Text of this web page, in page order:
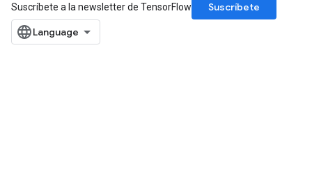
Suscríbete a la newsletter de TensorFlow
Suscríbete